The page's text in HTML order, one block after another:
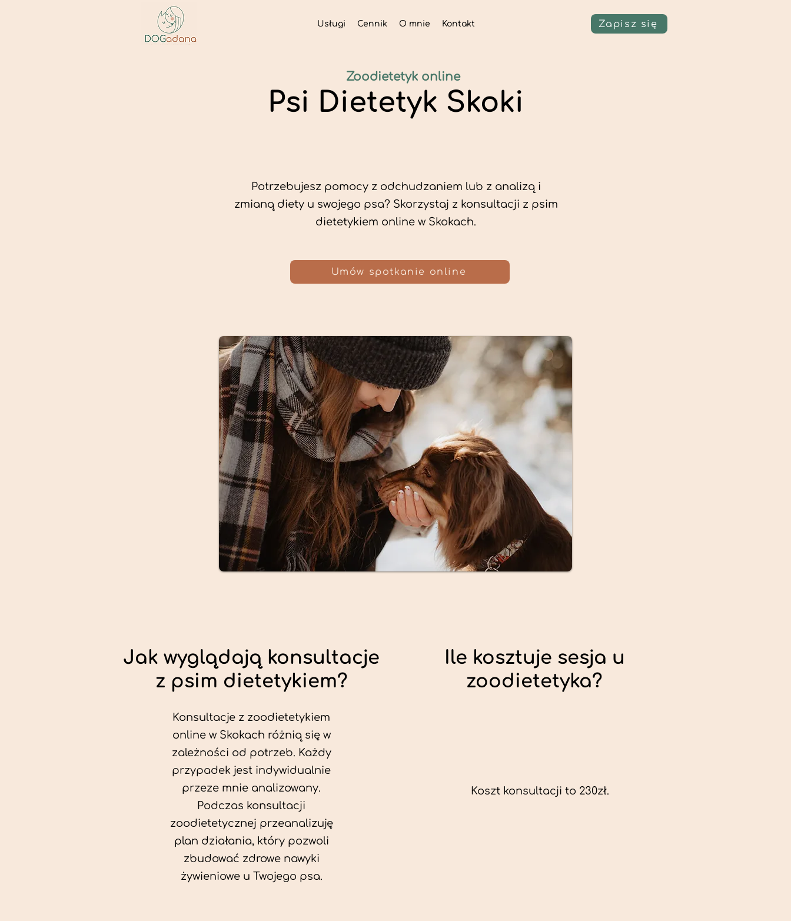
Usługi Cennik O mnie Kontakt Zapisz się
Psi Dietetyk Skoki
Potrzebujesz pomocy z odchudzaniem lub z analizą i
zmianą diety u swojego psa? Skorzystaj z konsultacji z psim
dietetykiem online w Skokach.
Zoodietetyk online
Umów spotkanie online
Jak wyglądają konsultacje
z psim dietetykiem?
Konsultacje z zoodietetykiem
online w Skokach różnią się w
zależności od potrzeb. Każdy
przypadek jest indywidualnie
przeze mnie analizowany.
Podczas konsultacji
zoodietetycznej przeanalizuję
plan działania, który pozwoli
zbudować zdrowe nawyki
żywieniowe u Twojego psa.
Ile kosztuje sesja u
zoodietetyka?
Koszt konsultacji to 230zł.